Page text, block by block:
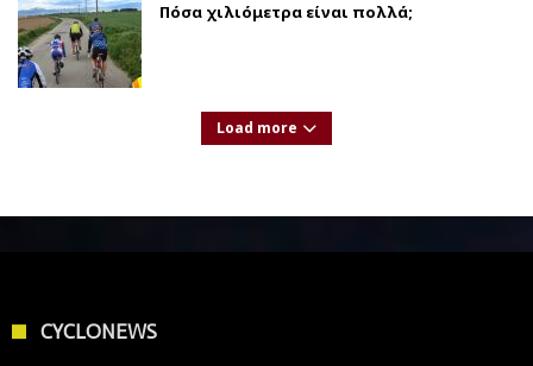
Πόσα χιλιόμετρα είναι πολλά;
Load more
CYCLONEWS